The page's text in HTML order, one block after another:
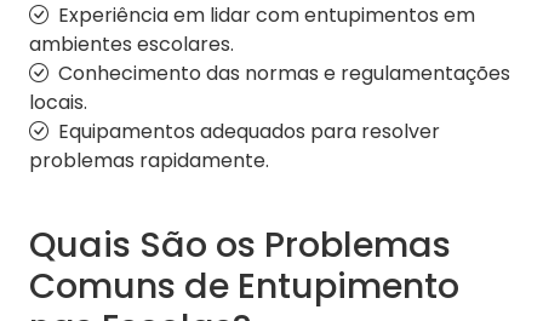
Experiência em lidar com entupimentos em
ambientes escolares.
Conhecimento das normas e regulamentações
locais.
Equipamentos adequados para resolver
problemas rapidamente.
Quais São os Problemas
Comuns de Entupimento